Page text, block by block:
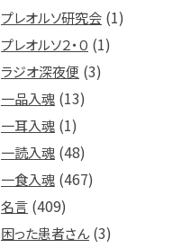
プレオルソ研究会 (1)
プレオルソ２・０ (1)
ラジオ深夜便 (3)
一品入魂 (13)
一耳入魂 (1)
一読入魂 (48)
一食入魂 (467)
名言 (409)
困った患者さん(3)